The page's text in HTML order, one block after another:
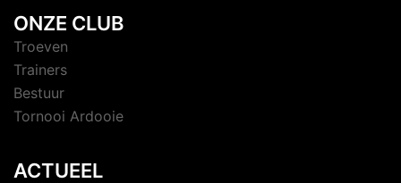
ONZE CLUB
Troeven
Trainers
Bestuur
Tornooi Ardooie
ACTUEEL